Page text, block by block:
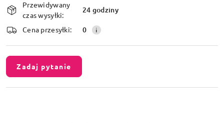
i
dostawa
Przewidywany
czas wysyłki:
24 godziny
Cena przesyłki: 0
Zadaj pytanie